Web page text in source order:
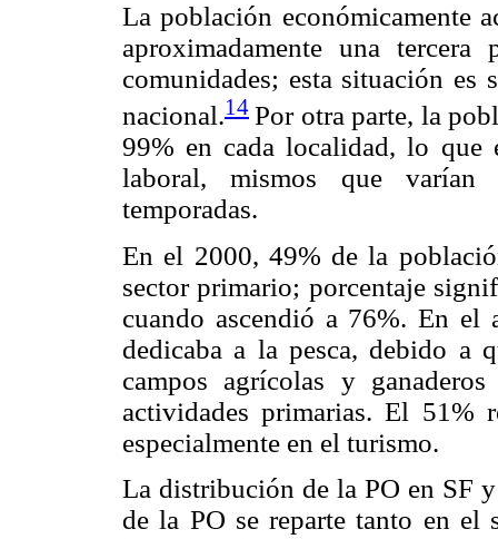
La población económicamente
aproximadamente una
comunidades; esta situación es
nacional.14 Por otra parte, la
99% en cada localidad, lo que
laboral, mismos que varían
temporadas.
En el 2000, 49% de la
sector primario; porcentaje
cuando ascendió a 76%. En
dedicaba a la pesca, debido a
campos agrícolas y
actividades primarias. El 51%
especialmente en el turismo.
La distribución de la PO en SF
de la PO se reparte tanto en el